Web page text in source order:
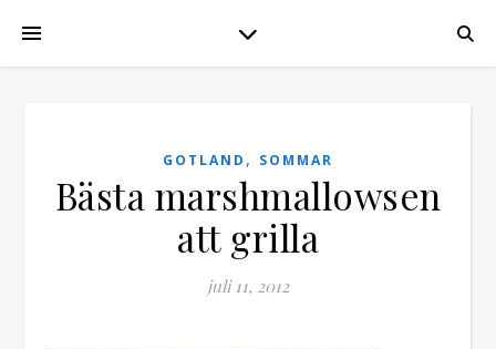
GOTLAND , SOMMAR
Bästa marshmallowsen
att grilla
juli 11, 2012